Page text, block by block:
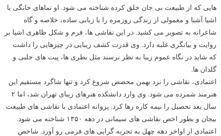
هایی که از طبیعت بی جان خلق کرده شناخته می شود. او نماهای خانگی یا
اشیا آشنا و معمولی از زندگی روزمره را با زبانی ساده، خلاصه و گاه
شاعرانه به تصویر می کشید. در این نقاشی ها، فرم و شکل ظاهری اشیا بر
روایت و بیانگری غلبه دارد. وی قدرت کشف زیبایی در چیزهایی را داشت
که شاید در نگاه عموم زیبا به نظر نرسند مثل بطری ها، پیت های حلبی و
گلدان ها.
اعتمادی، نقاشی را نزد بهمن محصص شروع کرد و تنها شاگرد مستقیم این
هنرمند شمرده می شود. وی وارد دانشکده هنرهای زیبای تهران شد، اما ۲
سال بعد تحصیل را نیمه کاره رها کرد. پروانه اعتمادی با نقاشی های طبیعت
بیجان و بطور اخص نقاشی های سیمانی در دهه ۱۳۵۰ شناخته می شود.
اعتمادی از اواخر دهه چهل به تجربه گرایی های فرمی رو آورد. شاخص